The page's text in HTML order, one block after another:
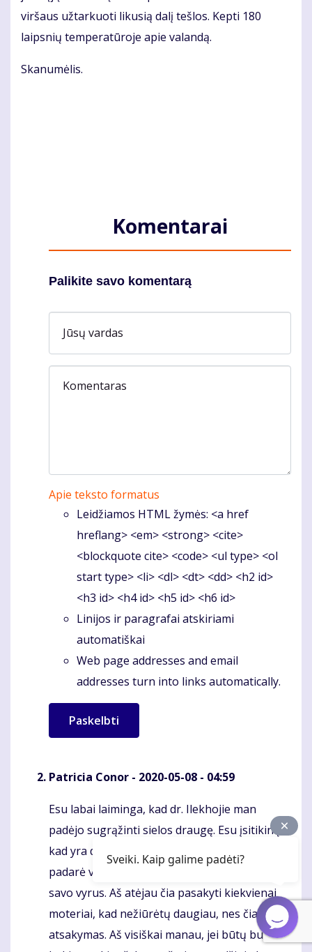
vir­šaus už­tar­kuo­ti li­ku­sią da­lį teš­los. Kep­ti 180
laips­nių tem­pe­ra­tū­ro­je apie va­lan­dą.
Ska­nu­mė­lis.
Komentarai
Palikite savo komentarą
Jūsų vardas
Komentaras
Apie teksto formatus
Leidžiamos HTML žymės: <a href
hreflang> <em> <strong> <cite>
<blockquote cite> <code> <ul type> <ol
start type> <li> <dl> <dt> <dd> <h2 id>
<h3 id> <h4 id> <h5 id> <h6 id>
Linijos ir paragrafai atskiriami
automatiškai
Web page addresses and email
addresses turn into links automatically.
Patricia Conor - 2020-05-08 - 04:59
Komentaras
Esu labai laiminga, kad dr. Ilekhojie man
padėjo sugrąžinti sielos draugę. Esu įsitikinęs,
kad yra daug moterų, tokių kaip aš, kurios
padarė viską, kas įmanoma, kad susigrąžintų
savo vyrus. Aš atėjau čia pasakyti kiekvienai
moteriai, kad nežiūrėtų daugiau, nes čia yra
atsakymas. Aš visiškai manau, jei būtų buvę
Sveiki. Kaip galime padėti?